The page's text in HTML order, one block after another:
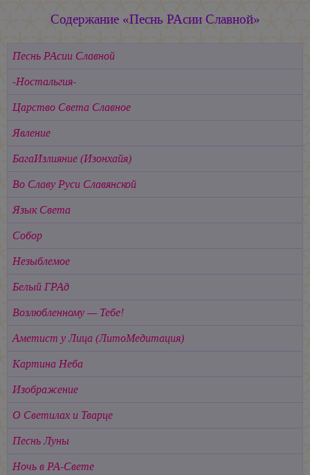
Содержание «Песнь РАсии Славной»
Песнь РАсии Славной
-Ностальгия-
Царство Света Славное
Явление
БагаИзлияние (Изонхайя)
Во Славу Руси Славянской
Язык Света
Собор
Незыблемое
Белый ГРАд
Возлюбленному — Тебе!
Аметист у Лица (ЛитоМедитация)
Картина Неба
Изображение
О Светилах и Тварце
Песнь Луны
Ночь в РА-Свете